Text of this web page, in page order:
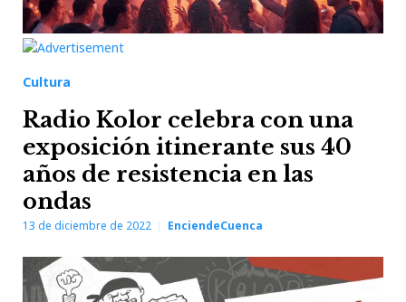
Cultura
Radio Kolor celebra con una
exposición itinerante sus 40
años de resistencia en las
ondas
13 de diciembre de 2022 EnciendeCuenca